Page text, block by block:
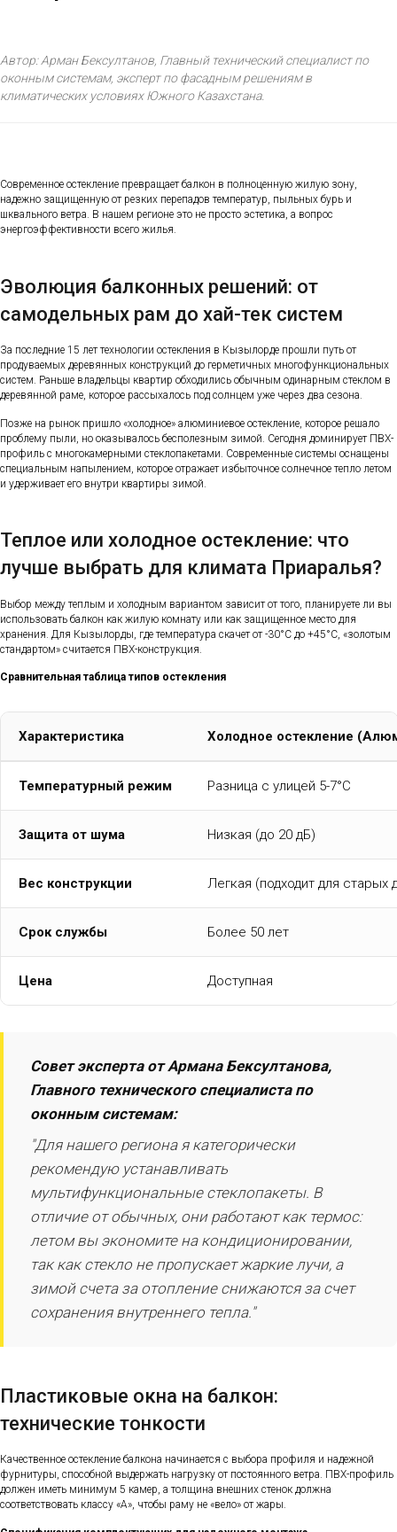
Автор: Арман Бексултанов, Главный технический специалист по
оконным системам, эксперт по фасадным решениям в
климатических условиях Южного Казахстана.
Современное остекление превращает балкон в полноценную жилую зону,
надежно защищенную от резких перепадов температур, пыльных бурь и
шквального ветра. В нашем регионе это не просто эстетика, а вопрос
энергоэффективности всего жилья.
Эволюция балконных решений: от
самодельных рам до хай-тек систем
За последние 15 лет технологии остекления в Кызылорде прошли путь от
продуваемых деревянных конструкций до герметичных многофункциональных
систем. Раньше владельцы квартир обходились обычным одинарным стеклом в
деревянной раме, которое рассыхалось под солнцем уже через два сезона.
Позже на рынок пришло «холодное» алюминиевое остекление, которое решало
проблему пыли, но оказывалось бесполезным зимой. Сегодня доминирует ПВХ-
профиль с многокамерными стеклопакетами. Современные системы оснащены
специальным напылением, которое отражает избыточное солнечное тепло летом
и удерживает его внутри квартиры зимой.
Теплое или холодное остекление: что
лучше выбрать для климата Приаралья?
Выбор между теплым и холодным вариантом зависит от того, планируете ли вы
использовать балкон как жилую комнату или как защищенное место для
хранения. Для Кызылорды, где температура скачет от -30°C до +45°C, «золотым
стандартом» считается ПВХ-конструкция.
Сравнительная таблица типов остекления
Характеристика Холодное остекление
Температурный режим Разница с улицей 5-7°C
Защита от шума Низкая (до 20 дБ)
Вес конструкции Легкая (подходит для старых
Срок службы Более 50 лет
Цена Доступная
Совет эксперта от Армана Бексултанова,
Главного технического специалиста по
оконным системам:
"Для нашего региона я категорически
рекомендую устанавливать
мультифункциональные стеклопакеты. В
отличие от обычных, они работают как термос:
летом вы экономите на кондиционировании,
так как стекло не пропускает жаркие лучи, а
зимой счета за отопление снижаются за счет
сохранения внутреннего тепла."
Пластиковые окна на балкон:
технические тонкости
Качественное остекление балкона начинается с выбора профиля и надежной
фурнитуры, способной выдержать нагрузку от постоянного ветра. ПВХ-профиль
должен иметь минимум 5 камер, а толщина внешних стенок должна
соответствовать классу «А», чтобы раму не «вело» от жары.